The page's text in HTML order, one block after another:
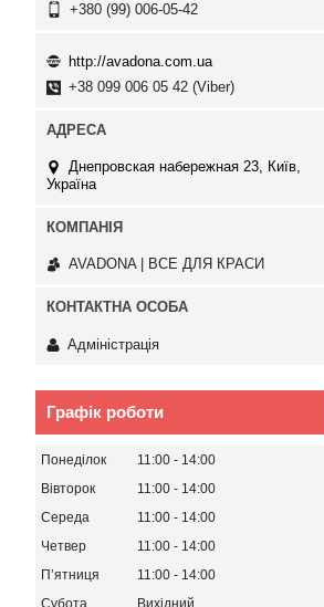
+380 (99) 006-05-42
http://avadona.com.ua
+38 099 006 05 42 (Viber)
Днепровская набережная 23, Київ,
Україна
AVADONA | ВСЕ ДЛЯ КРАСИ
Адміністрація
Графік роботи
Понеділок 11:00
14:00
Вівторок
11:00
14:00
Середа
11:00
14:00
Четвер
11:00
14:00
Пʼятниця
11:00
14:00
Субота
Вихідний